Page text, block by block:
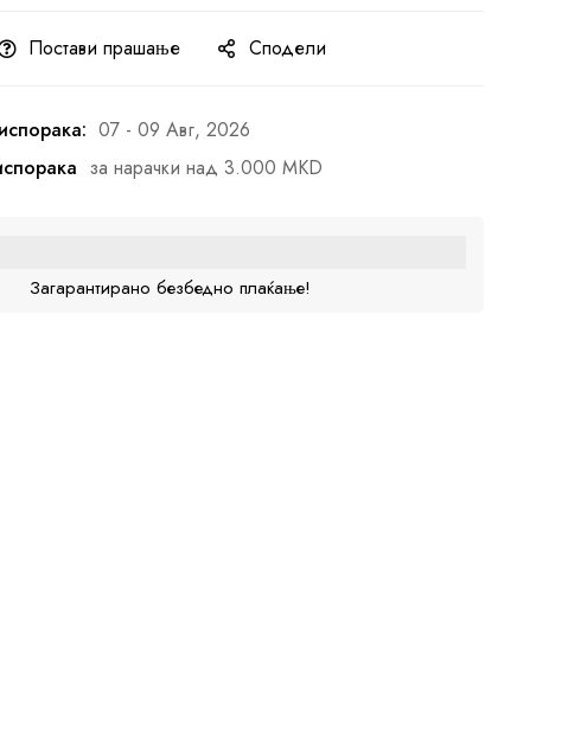
Постави прашање Сподели
07 - 09 Авг, 2026
за нарачки над 3.000 MKD
Загарантирано безбедно плаќање!